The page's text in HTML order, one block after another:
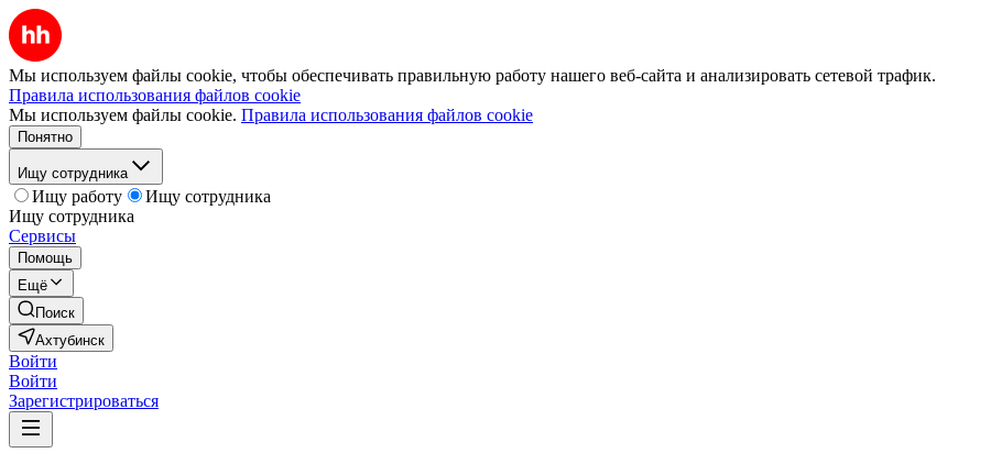
Мы используем файлы cookie, чтобы обеспечивать правильную работу нашего веб-сайта и анализировать сетевой трафик.
Правила использования файлов cookie
Мы используем файлы cookie. Правила использования файлов cookie
Понятно
Ищу сотрудника
Ищу работу
Ищу сотрудника
Ищу сотрудника
Сервисы
Помощь
Ещё
Поиск
Ахтубинск
Войти
Войти
Зарегистрироваться